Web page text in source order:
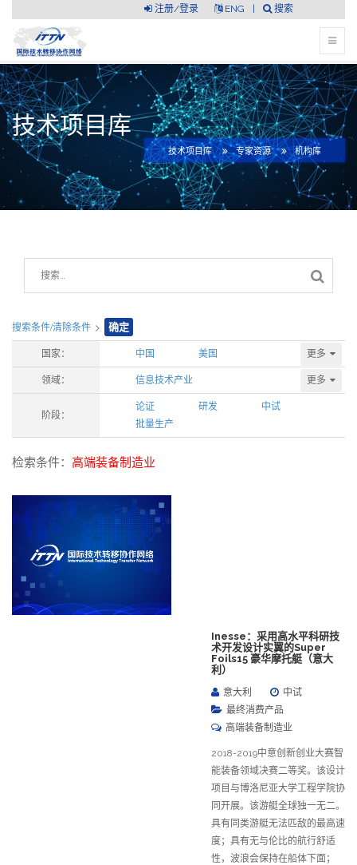
搜索
ENG
注册/登录
技术项目库
技术项目库 专家资源 机构库
搜索条件/清除条件 > 确定
国家： 中国 美国 更多
领域： 信息技术产业 更多
阶段：
论证 研发
中试
批量生产
检索条件： 高端装备制造业
Inesse：采用高水平科研技
术开发设计实翼的Super
Foils15 豪华摩托艇（意大
利）
意大利
中试
最终消费产品
高端装备制造业
2018-2019中意创新创业大赛智
能装备领域决赛二等奖。该设计
项目与博洛尼亚大学工程学院协
同开展。该游艇全球独一无二。
具有同类游艇无法匹敌的最高速
度；具有无与伦比的航行舒适
性，波浪会保持在船体下面；